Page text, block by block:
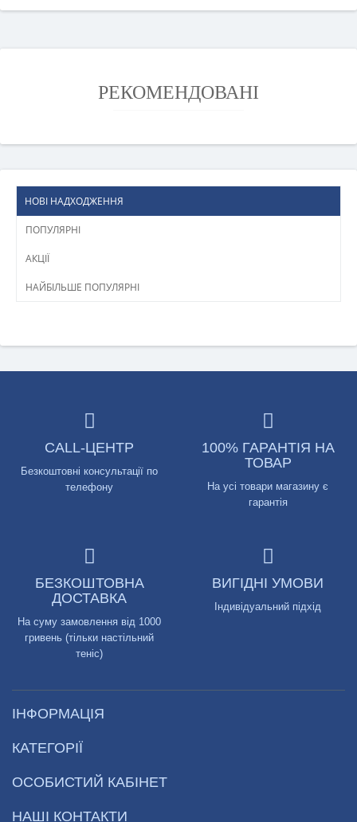
РЕКОМЕНДОВАНІ
НОВІ НАДХОДЖЕННЯ
ПОПУЛЯРНІ
АКЦІЇ
НАЙБІЛЬШЕ ПОПУЛЯРНІ
CALL-ЦЕНТР
Безкоштовні консультації по
телефону
100% ГАРАНТІЯ НА
ТОВАР
На усі товари магазину є
гарантія
БЕЗКОШТОВНА
ДОСТАВКА
На суму замовлення від 1000
гривень (тільки настільний
теніс)
ВИГІДНІ УМОВИ
Індивідуальний підхід
ІНФОРМАЦІЯ
КАТЕГОРІЇ
ОСОБИСТИЙ КАБІНЕТ
НАШІ КОНТАКТИ